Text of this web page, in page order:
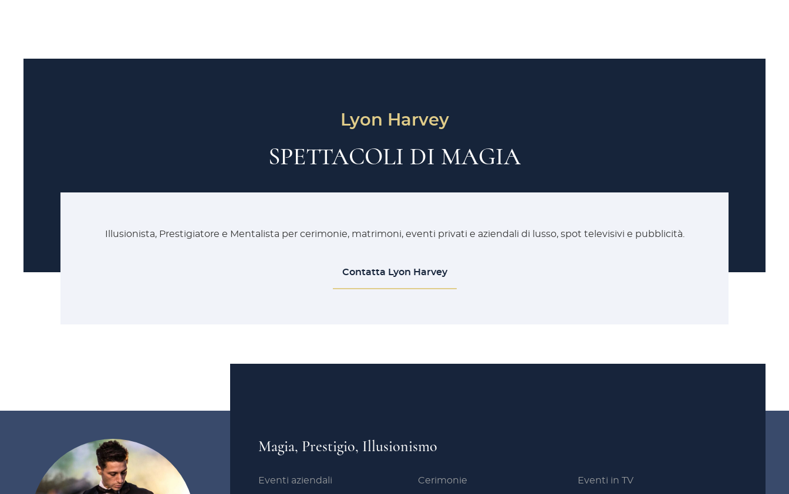
Lyon Harvey
SPETTACOLI DI MAGIA
Illusionista, Prestigiatore e Mentalista per cerimonie, matrimoni, eventi privati e aziendali di lusso, spot televisivi e pubblicità.
Contatta Lyon Harvey
Magia, Prestigio, Illusionismo
Eventi aziendali Cerimonie Eventi in TV